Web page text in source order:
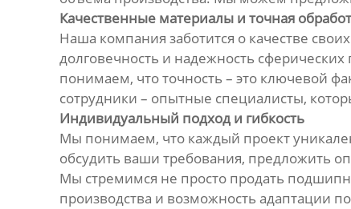
Качественные материалы и точная
Наша компания заботится о качестве
долговечность и надежность
понимаем, что точность – это ключевой
сотрудники – опытные специалисты,
Индивидуальный подход и гибкость
Мы понимаем, что каждый проект
обсудить ваши требования, предложить
Мы стремимся не просто продать
производства и возможность адаптации